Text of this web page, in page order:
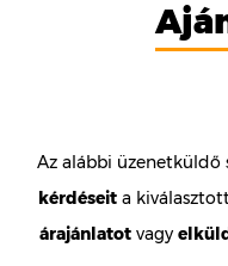
Az alábbi üzenetküldő
kérdéseita
árajánlatotvagy